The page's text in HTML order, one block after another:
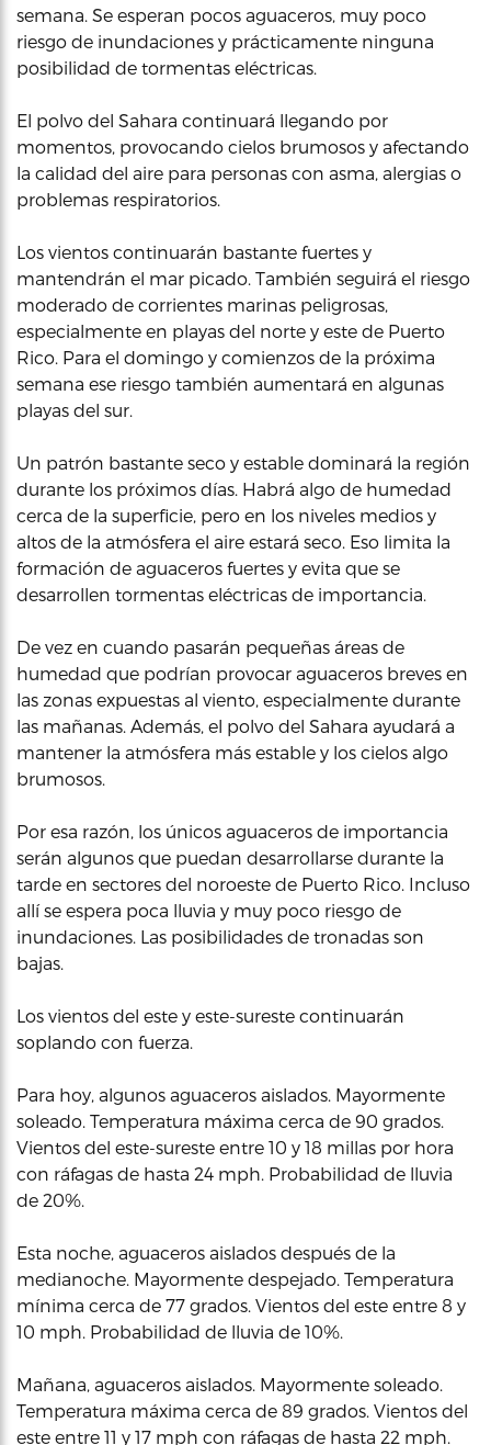
semana. Se esperan pocos aguaceros, muy poco
riesgo de inundaciones y prácticamente ninguna
posibilidad de tormentas eléctricas.
El polvo del Sahara continuará llegando por
momentos, provocando cielos brumosos y afectando
la calidad del aire para personas con asma, alergias o
problemas respiratorios.
Los vientos continuarán bastante fuertes y
mantendrán el mar picado. También seguirá el riesgo
moderado de corrientes marinas peligrosas,
especialmente en playas del norte y este de Puerto
Rico. Para el domingo y comienzos de la próxima
semana ese riesgo también aumentará en algunas
playas del sur.
Un patrón bastante seco y estable dominará la región
durante los próximos días. Habrá algo de humedad
cerca de la superficie, pero en los niveles medios y
altos de la atmósfera el aire estará seco. Eso limita la
formación de aguaceros fuertes y evita que se
desarrollen tormentas eléctricas de importancia.
De vez en cuando pasarán pequeñas áreas de
humedad que podrían provocar aguaceros breves en
las zonas expuestas al viento, especialmente durante
las mañanas. Además, el polvo del Sahara ayudará a
mantener la atmósfera más estable y los cielos algo
brumosos.
Por esa razón, los únicos aguaceros de importancia
serán algunos que puedan desarrollarse durante la
tarde en sectores del noroeste de Puerto Rico. Incluso
allí se espera poca lluvia y muy poco riesgo de
inundaciones. Las posibilidades de tronadas son
bajas.
Los vientos del este y este-sureste continuarán
soplando con fuerza.
Para hoy, algunos aguaceros aislados. Mayormente
soleado. Temperatura máxima cerca de 90 grados.
Vientos del este-sureste entre 10 y 18 millas por hora
con ráfagas de hasta 24 mph. Probabilidad de lluvia
de 20%.
Esta noche, aguaceros aislados después de la
medianoche. Mayormente despejado. Temperatura
mínima cerca de 77 grados. Vientos del este entre 8 y
10 mph. Probabilidad de lluvia de 10%.
Mañana, aguaceros aislados. Mayormente soleado.
Temperatura máxima cerca de 89 grados. Vientos del
este entre 11 y 17 mph con ráfagas de hasta 22 mph.